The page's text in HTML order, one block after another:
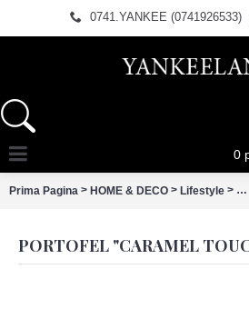
0741.YANKEE (0741926533)
0
Prima Pagina > HOME & DECO > Lifestyle >